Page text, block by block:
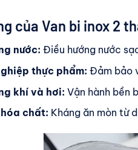
của Van bi inox 2
nước: Điều hướng nước
thực phẩm: Đảm bảo
khí và hơi: Vận hành bền
chất: Kháng ăn mòn từ